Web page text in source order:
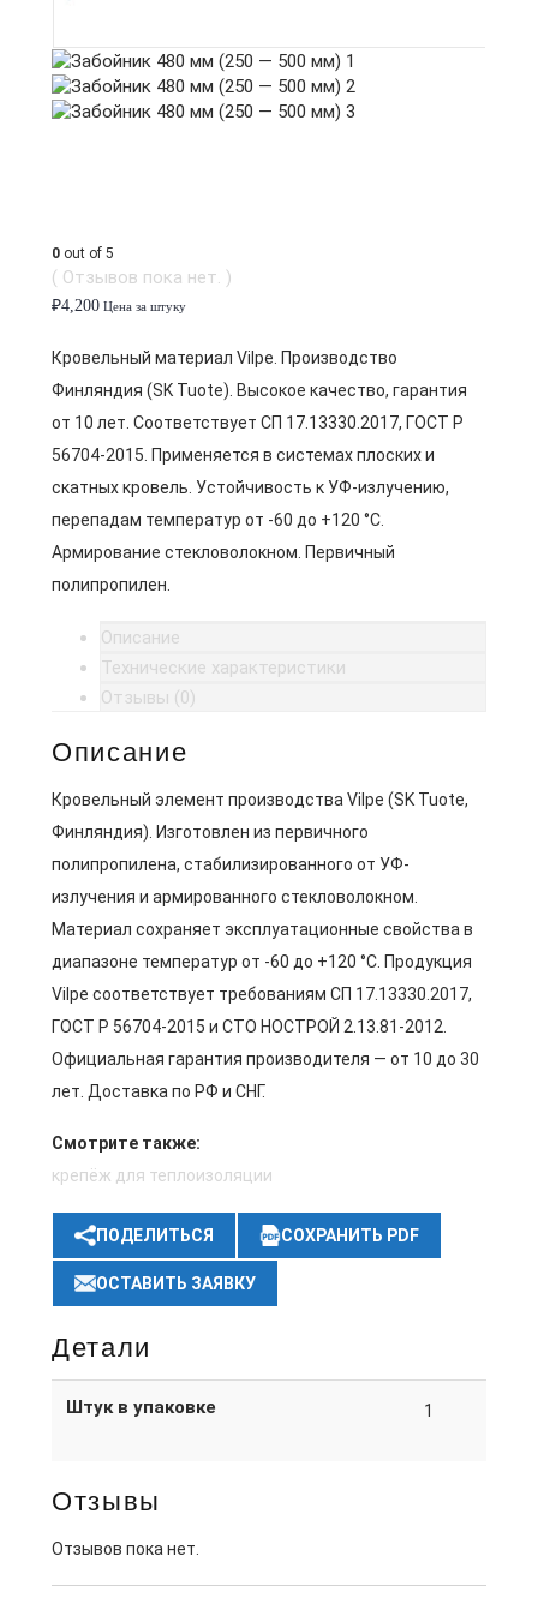
0 out of 5
( Отзывов пока нет. )
₽4,200 Цена за штуку
Кровельный материал Vilpe. Производство
Финляндия (SK Tuote). Высокое качество, гарантия
от 10 лет. Соответствует СП 17.13330.2017, ГОСТ Р
56704-2015. Применяется в системах плоских и
скатных кровель. Устойчивость к УФ-излучению,
перепадам температур от -60 до +120 °C.
Армирование стекловолокном. Первичный
полипропилен.
Описание
Технические характеристики
Отзывы (0)
Описание
Кровельный элемент производства Vilpe (SK Tuote,
Финляндия). Изготовлен из первичного
полипропилена, стабилизированного от УФ-
излучения и армированного стекловолокном.
Материал сохраняет эксплуатационные свойства в
диапазоне температур от -60 до +120 °C. Продукция
Vilpe соответствует требованиям СП 17.13330.2017,
ГОСТ Р 56704-2015 и СТО НОСТРОЙ 2.13.81-2012.
Официальная гарантия производителя — от 10 до 30
лет. Доставка по РФ и СНГ.
Смотрите также:
крепёж для теплоизоляции
ПОДЕЛИТЬСЯ СОХРАНИТЬ PDF
ОСТАВИТЬ ЗАЯВКУ
Детали
Штук в упаковке 1
Отзывы
Отзывов пока нет.